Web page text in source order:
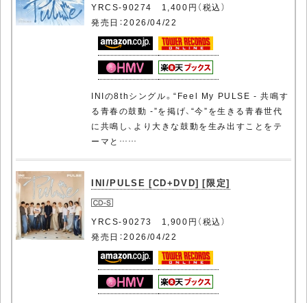
YRCS-90274 1,400円（税込）
発売日：2026/04/22
INIの8thシングル。“Feel My PULSE - 共鳴す
る青春の鼓動 -”を掲げ、“今”を生きる青春世代
に共鳴し、より大きな鼓動を生み出すことをテ
ーマと……
INI/PULSE [CD+DVD] [限定]
YRCS-90273 1,900円（税込）
発売日：2026/04/22